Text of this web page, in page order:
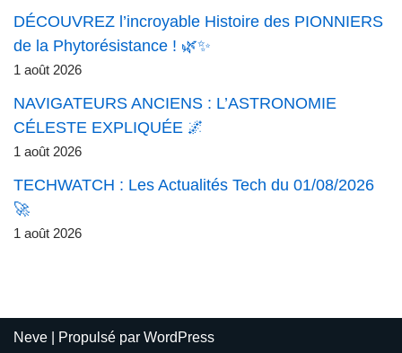
DÉCOUVREZ l’incroyable Histoire des PIONNIERS
de la Phytorésistance ! 🌿✨
1 août 2026
NAVIGATEURS ANCIENS : L’ASTRONOMIE
CÉLESTE EXPLIQUÉE 🌌
1 août 2026
TECHWATCH : Les Actualités Tech du 01/08/2026
🚀
1 août 2026
Neve | Propulsé par WordPress